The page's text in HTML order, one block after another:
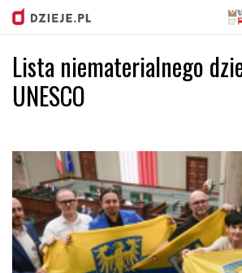
Przejdź
do
Lista niematerialnego
UNESCO